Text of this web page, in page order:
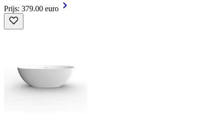
Prijs: 379.00 euro